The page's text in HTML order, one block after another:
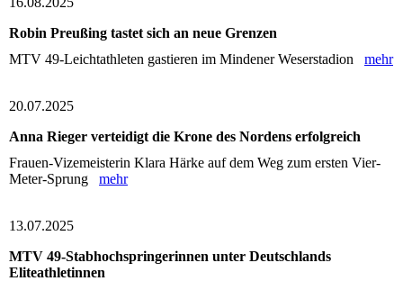
Robin Preußing tastet sich an neue Grenzen
MTV 49-Leichtathleten gastieren im Mindener Weserstadion mehr
20.07.2025
Anna Rieger verteidigt die Krone des Nordens erfolgreich
Frauen-Vizemeisterin Klara Härke auf dem Weg zum ersten Vier-
Meter-Sprung mehr
13.07.2025
MTV 49-Stabhochspringerinnen unter Deutschlands
Eliteathletinnen